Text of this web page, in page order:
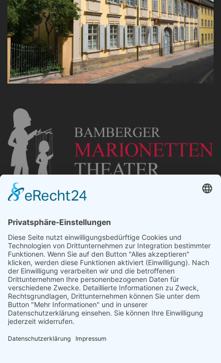
„Staubsches Haus“
Untere Sandstraße 30
96049 Bamberg
Tel: +49 (0) 951 67600
E-Mail:info@bamberger-marionettentheater.de